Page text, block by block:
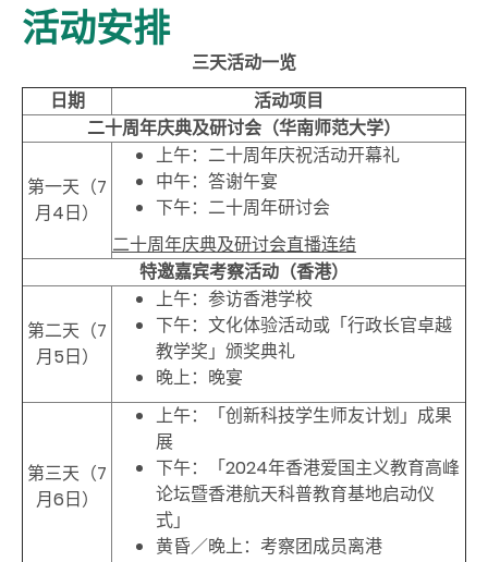
活动安排
三天活动一览
日期
活动项目
二十周年庆典及研讨会（华南师范大学）
第一天（7
月4日）
上午：二十周年庆祝活动开幕礼
中午：答谢午宴
下午：二十周年研讨会
二十周年庆典及研讨会直播连结
特邀嘉宾考察活动（香港）
第二天（7
月5日）
上午：参访香港学校
下午：文化体验活动或「行政长官卓越
教学奖」颁奖典礼
晚上：晚宴
第三天（7
月6日）
上午：「创新科技学生师友计划」成果
展
下午：「2024年香港爱国主义教育高峰
论坛暨香港航天科普教育基地启动仪
式」
黄昏／晚上：考察团成员离港